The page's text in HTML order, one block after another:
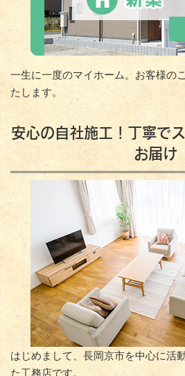
一生に一度のマイホーム。お客様の
たします。
安心の自社施工！丁寧で
お届け
はじめまして、長岡京市を中心に活
た工務店です。